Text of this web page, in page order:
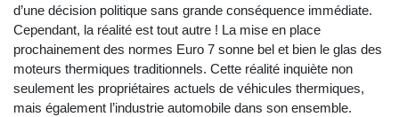
d’une décision politique sans grande conséquence immédiate.
Cependant, la réalité est tout autre ! La mise en place
prochainement des normes Euro 7 sonne bel et bien le glas des
moteurs thermiques traditionnels. Cette réalité inquiète non
seulement les propriétaires actuels de véhicules thermiques,
mais également l’industrie automobile dans son ensemble.